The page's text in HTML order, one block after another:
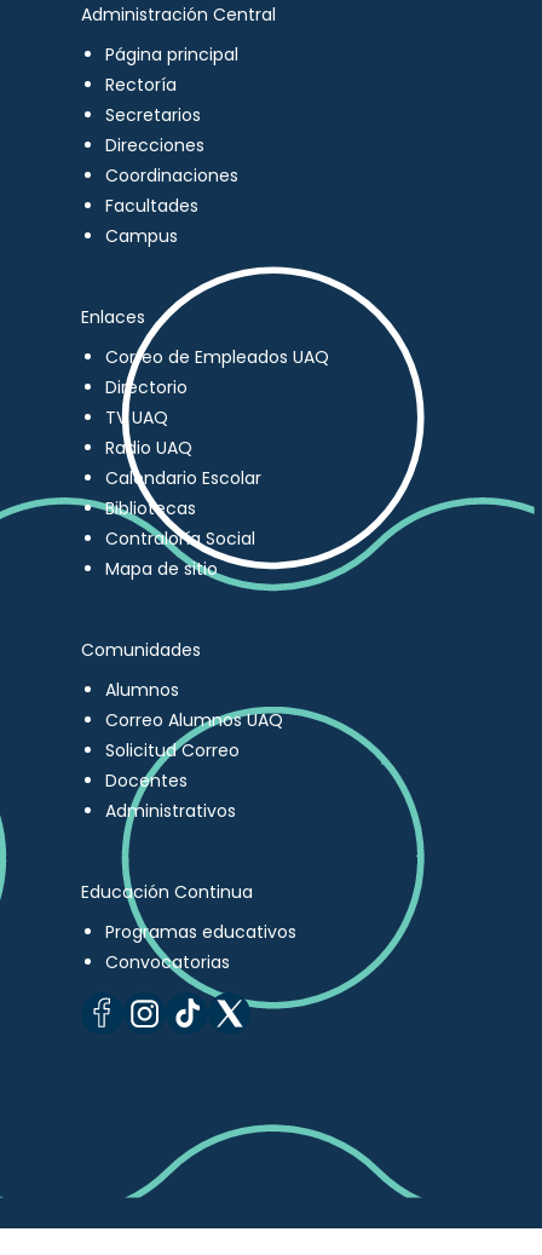
Administración Central
Página principal
Rectoría
Secretarios
Direcciones
Coordinaciones
Facultades
Campus
Enlaces
Correo de Empleados UAQ
Directorio
TV UAQ
Radio UAQ
Calendario Escolar
Bibliotecas
Contraloría Social
Mapa de sitio
Comunidades
Alumnos
Correo Alumnos UAQ
Solicitud Correo
Docentes
Administrativos
Educación Continua
Programas educativos
Convocatorias